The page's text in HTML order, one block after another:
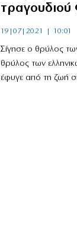
τραγουδιού
19|07|2021 | 10:01
Σίγησε ο θρύλος
θρύλος των
έφυγε από τη ζωή